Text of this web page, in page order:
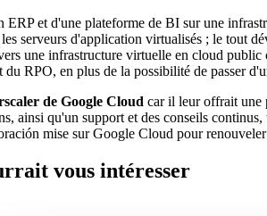
et d'une plateforme de BI sur une
serveurs d'application virtualisés ; le tout
une infrastructure virtuelle en cloud
RPO, en plus de la possibilité de passer
de Google Cloud car il leur offrait une
ainsi qu'un support et des conseils
mise sur Google Cloud pour renouveler
vous intéresser